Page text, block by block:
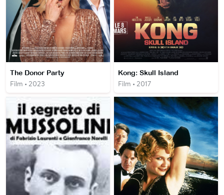
The Donor Party
Film • 2023
Kong: Skull Island
Film • 2017